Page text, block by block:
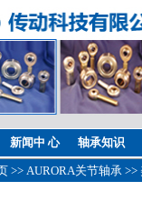
新闻中 心 轴承知识
>> AURORA关节轴承 >>